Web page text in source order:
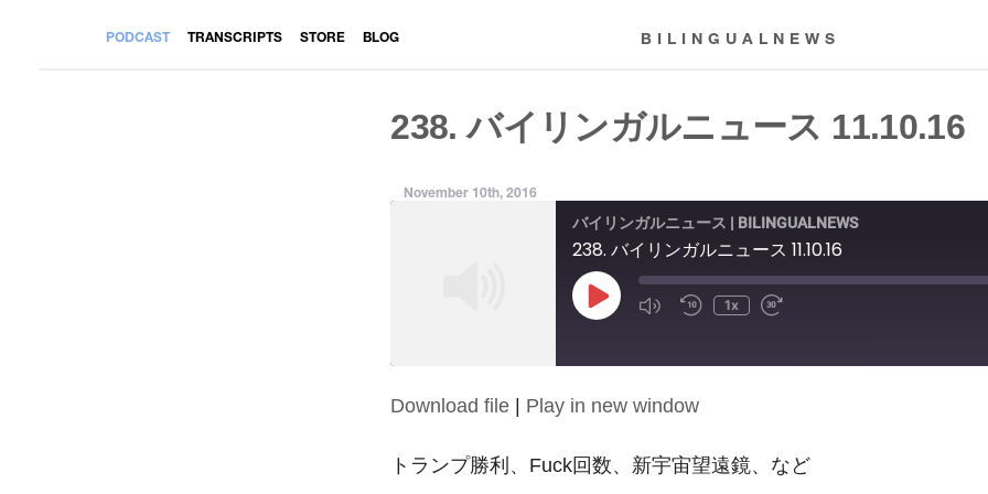
PODCAST TRANSCRIPTS STORE BLOG BILINGUALNEWS
238. バイリンガルニュース 11.10.16
November 10th, 2016
バイリンガルニュース | BILINGUALNEWS
238. バイリンガルニュース 11.10.16
Play
Episode
1x
SHARE
LINK
Download file | Play in new window
トランプ勝利、Fuck回数、新宇宙望遠鏡、など